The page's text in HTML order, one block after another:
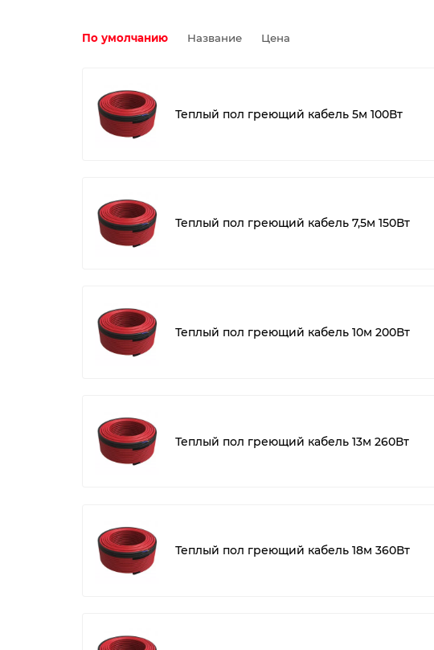
По умолчанию Название Цена
Теплый пол греющий кабель 5м 100Вт
Теплый пол греющий кабель 7,5м 150Вт
Теплый пол греющий кабель 10м 200Вт
Теплый пол греющий кабель 13м 260Вт
Теплый пол греющий кабель 18м 360Вт